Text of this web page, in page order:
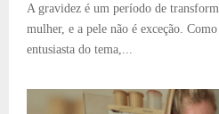
A gravidez é um período de
mulher, e a pele não é exceção.
entusiasta do tema,...